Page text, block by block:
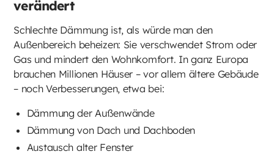
verändert
Schlechte Dämmung ist, als würde man den
Außenbereich beheizen: Sie verschwendet Strom oder
Gas und mindert den Wohnkomfort. In ganz Europa
brauchen Millionen Häuser – vor allem ältere Gebäude
– noch Verbesserungen, etwa bei:
Dämmung der Außenwände
Dämmung von Dach und Dachboden
Austausch alter Fenster